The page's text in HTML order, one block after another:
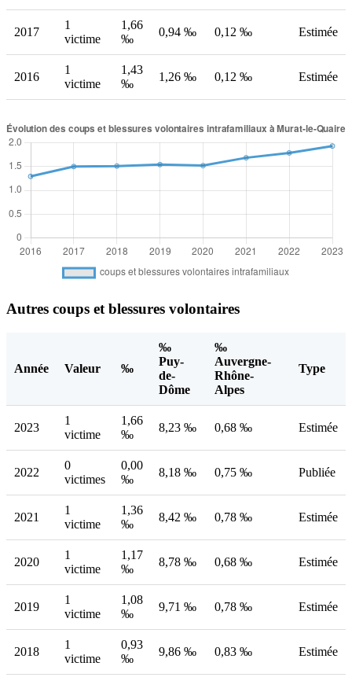
2017
1
victime
1,66
‰
0,94 ‰ 0,12 ‰ Estimée
2016
1
victime
1,43
‰
1,26 ‰ 0,12 ‰ Estimée
Autres coups et blessures volontaires
Année Valeur ‰
‰
Puy-
de-
Dôme
‰
Auvergne-
Rhône-
Alpes
Type
2023
1
victime
1,66
‰
8,23 ‰ 0,68 ‰ Estimée
2022
0
victimes
0,00
‰
8,18 ‰ 0,75 ‰ Publiée
2021
1
victime
1,36
‰
8,42 ‰ 0,78 ‰ Estimée
2020
1
victime
1,17
‰
8,78 ‰ 0,68 ‰ Estimée
2019
1
victime
1,08
‰
9,71 ‰ 0,78 ‰ Estimée
2018
1
victime
0,93
‰
9,86 ‰ 0,83 ‰ Estimée